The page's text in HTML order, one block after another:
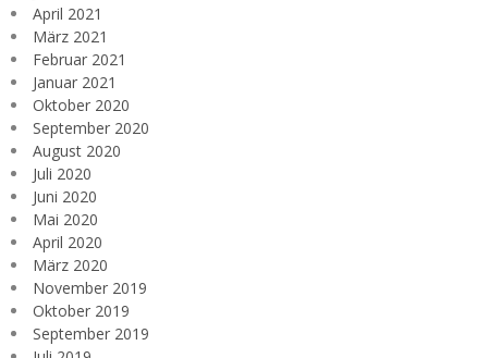
April 2021
März 2021
Februar 2021
Januar 2021
Oktober 2020
September 2020
August 2020
Juli 2020
Juni 2020
Mai 2020
April 2020
März 2020
November 2019
Oktober 2019
September 2019